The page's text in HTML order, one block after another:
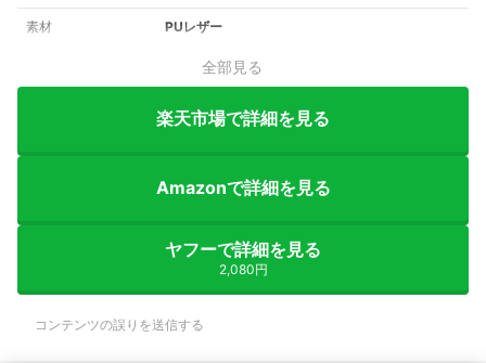
素材 PUレザー
全部見る
楽天市場で詳細を見る
Amazonで詳細を見る
ヤフーで詳細を見る
2,080円
コンテンツの誤りを送信する